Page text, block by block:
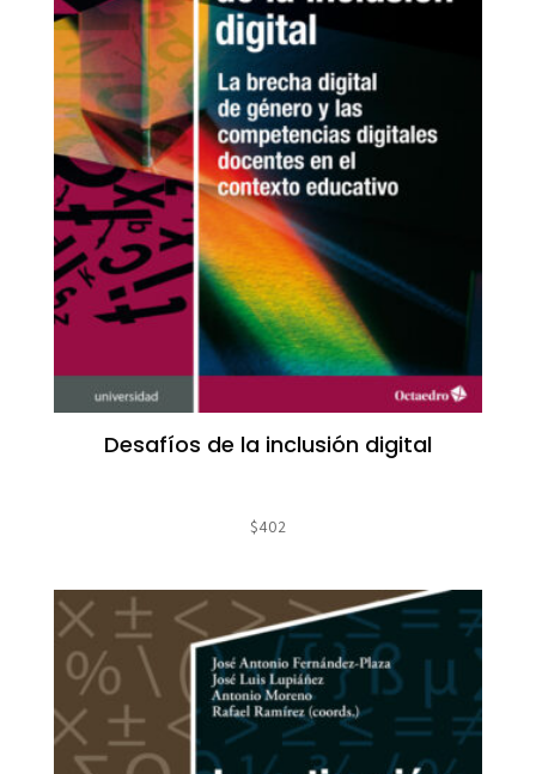
Desafíos de la inclusión digital
$402